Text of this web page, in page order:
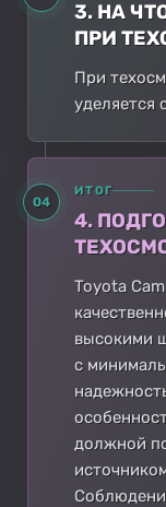
3. НА
ПРИ
При
уделяется
04
ИТОГ
4.
Toyota
высокими
с
должной